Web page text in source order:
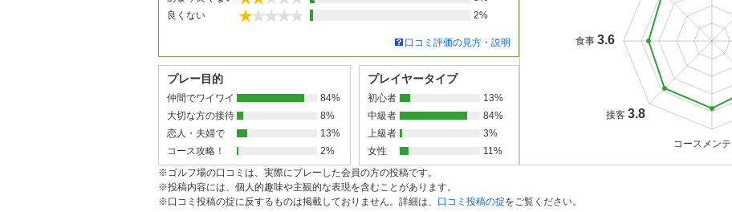
良くない
2%
口コミ評価の見方・説明
プレー目的
仲間でワイワイ
84%
大切な方の接待
8%
恋人・夫婦で
13%
コース攻略！
2%
プレイヤータイプ
初心者
13%
中級者
84%
上級者
3%
女性
11%
コースメンテ
接客 3.8
食事 3.6
※ゴルフ場の口コミは、実際にプレーした会員の方の投稿です。
※投稿内容には、個人的趣味や主観的な表現を含むことがあります。
※口コミ投稿の掟に反するものは掲載しておりません。詳細は、 口コミ投稿の掟をご覧ください。